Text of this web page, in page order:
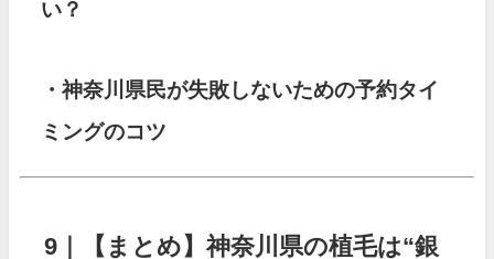
い？
・神奈川県民が失敗しないための予約タイ
ミングのコツ
9｜【まとめ】神奈川県の植毛は“銀